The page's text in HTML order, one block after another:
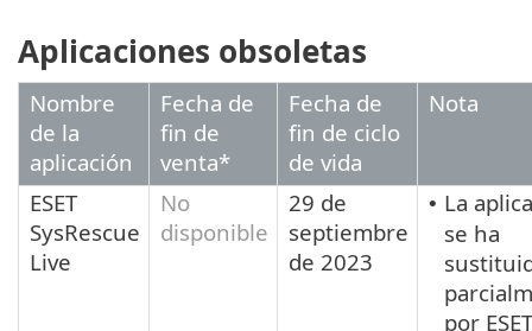
Aplicaciones obsoletas
Nombre
de la
aplicación
Fecha de
fin de
venta*
Fecha de
fin de ciclo
de vida
Nota
ESET
SysRescue
Live
No
disponible
29 de
septiembre
de 2023
• La
se ha
por ESET